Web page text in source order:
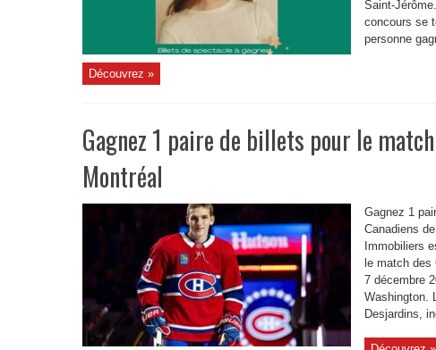
Saint-
concours se
personne
Découvrez »
Gagnez 1 paire de billets pour le
Montréal
Gagnez 1
Canadiens
Immobiliers
le match des
7 décembre
Washington.
Desjardins,